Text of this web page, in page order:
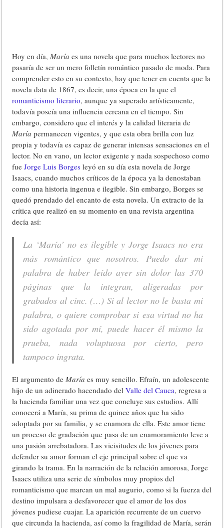
Hoy en día,María es una novela que para muchos lectores no
pasaría de ser un mero folletín romántico pasado de moda. Para
comprender esto en su contexto, hay que tener en cuenta que la
novela data de 1867, es decir, una época en la que el
romanticismo literario, aunque ya superado artísticamente,
todavía poseía una influencia cercana en el tiempo. Sin
embargo, considero que el interés y la calidad literaria de
María permanecen vigentes, y que esta obra brilla con luz
propia y todavía es capaz de generar intensas sensaciones en el
lector. No en vano, un lector exigente y nada sospechoso como
fueJorge Luis Borges leyó en su día esta novela de Jorge
Isaacs, cuando muchos críticos de la época ya la denostaban
como una historia ingenua e ilegible. Sin embargo, Borges se
quedó prendado del encanto de esta novela. Un extracto de la
crítica que realizó en su momento en una revista argentina
decía así:
La ‘María’ no es ilegible y Jorge Isaacs no era
más romántico que nosotros. Puedo dar mi
palabra de haber leído ayer sin dolor las 370
páginas que la integran, aligeradas por
grabados al cinc. (…) Si al lector no le basta mi
palabra, o quiere comprobar si esa virtud no ha
sido agotada por mí, puede hacer él mismo la
prueba, nada voluptuosa por cierto, pero
tampoco ingrata.
El argumento deMaría es muy sencillo. Efraín, un adolescente
hijo de un adinerado hacendado delValle del Cauca, regresa a
la hacienda familiar una vez que concluye sus estudios. Allí
conocerá a María, su prima de quince años que ha sido
adoptada por su familia, y se enamora de ella. Este amor tiene
un proceso de gradación que pasa de un enamoramiento leve a
una pasión arrebatadora. Las vicisitudes de los jóvenes para
defender su amor forman el eje principal sobre el que va
girando la trama. En la narración de la relación amorosa, Jorge
Isaacs utiliza una serie de símbolos muy propios del
romanticismo que marcan un mal augurio, como si la fuerza del
destino impulsara a desfavorecer que el amor de los dos
jóvenes pudiese cuajar. La aparición recurrente de un cuervo
que circunda la hacienda, así como la fragilidad de María, serán